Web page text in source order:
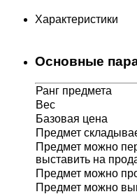
Характеристики
Основные
Ранг предмета
Вес
Базовая цена
Предмет
Предмет можно
выставить на
Предмет можно
Предмет можно